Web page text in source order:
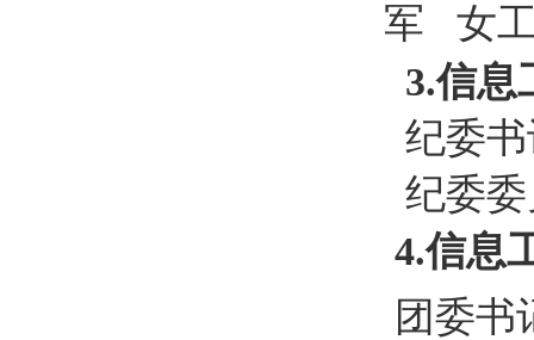
军 女
3.信息
纪委
纪委
4.信息
团委书